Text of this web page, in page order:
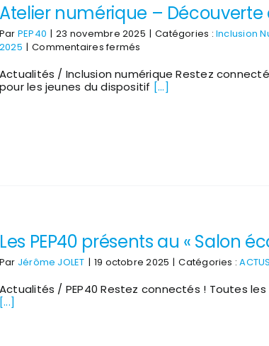
Atelier numérique –
Par PEP40 | 23 novembre 2025 | Catégories :Inclusion
2025 | Commentaires fermés
numérique
–
Actualités / Inclusion numérique Restez
pour les jeunes du dispositif [...]
Les PEP40 présents au « Salon
Par Jérôme JOLET | 19 octobre 2025 | Catégories :
Actualités / PEP40 Restez connectés ! Toutes
[...]